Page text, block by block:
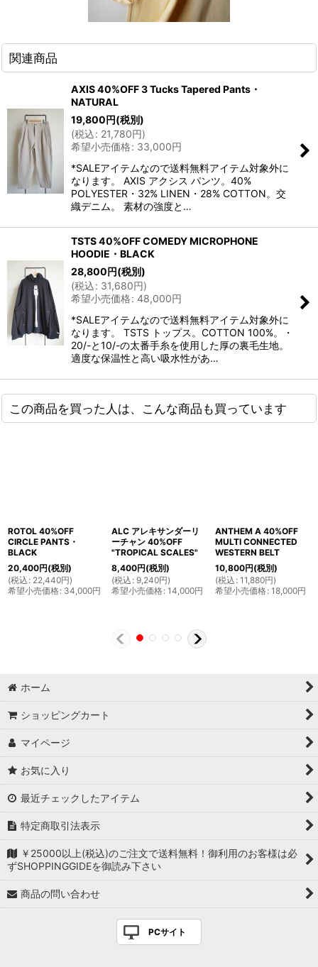
関連商品
AXIS 40%OFF 3 Tucks Tapered Pants・
NATURAL
19,800円(税別)
(税込: 21,780円)
希望小売価格: 33,000円
*SALEアイテムなので送料無料アイテム対象外に
なります。 AXIS アクシス パンツ。40%
POLYESTER・32% LINEN・28% COTTON。交
織デニム。 素材の強度と…
TSTS 40%OFF COMEDY MICROPHONE
HOODIE・BLACK
28,800円(税別)
(税込: 31,680円)
希望小売価格: 48,000円
*SALEアイテムなので送料無料アイテム対象外に
なります。 TSTS トップス。COTTON 100%。・
20/-と10/-の太番手糸を使用した厚の裏毛生地。
適度な保温性と高い吸水性があ…
この商品を買った人は、こんな商品も買っています
ROTOL 40%OFF
CIRCLE PANTS・
BLACK
20,400円(税別)
(税込 : 22,440円)
希望小売価格: 34,000円
ALC アレキサンダーリ
ーチャン 40%OFF
"TROPICAL SCALES"
8,400円(税別)
(税込 : 9,240円)
希望小売価格: 14,000円
ANTHEM A 40%OFF
MULTI CONNECTED
WESTERN BELT
10,800円(税別)
(税込 : 11,880円)
希望小売価格: 18,000円
ホーム
ショッピングカート
マイページ
お気に入り
最近チェックしたアイテム
特定商取引法表示
￥25000以上(税込)のご注文で送料無料！御利用のお客様は必
ずSHOPPINGGIDEを御読み下さい
商品の問い合わせ
PCサイト